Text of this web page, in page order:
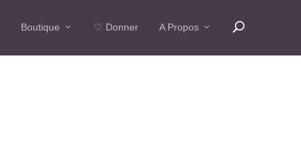
Boutique ♡ Donner A Propos